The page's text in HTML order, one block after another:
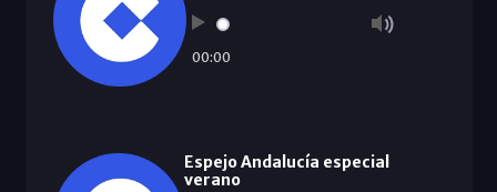
00:00
Espejo Andalucía especial
verano